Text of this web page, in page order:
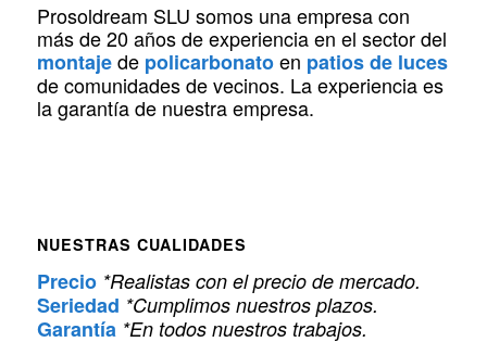
Prosoldream SLU somos una empresa con
más de 20 años de experiencia en el sector del
montajede policarbonatoen patios de luces
de comunidades de vecinos. La experiencia es
la garantía de nuestra empresa.
NUESTRAS CUALIDADES
Precio *Realistas con el precio de mercado.
Seriedad *Cumplimos nuestros plazos.
Garantía *En todos nuestros trabajos.